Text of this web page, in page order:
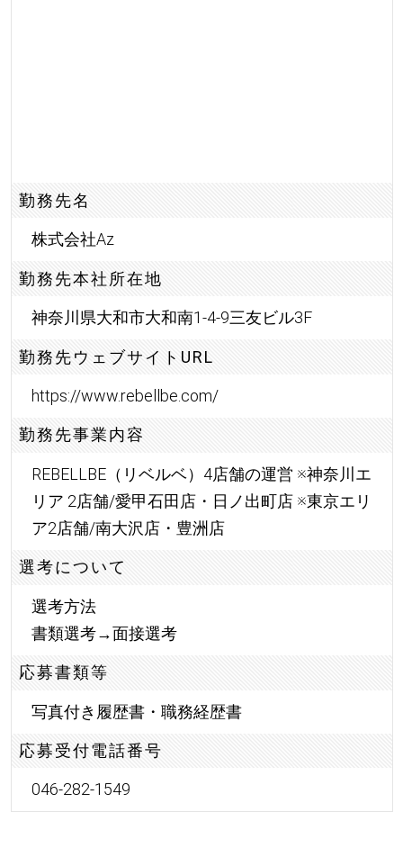
勤務先名
株式会社Az
勤務先本社所在地
神奈川県大和市大和南1-4-9三友ビル3F
勤務先ウェブサイトURL
https://www.rebellbe.com/
勤務先事業内容
REBELLBE（リベルベ）4店舗の運営 ※神奈川エ
リア 2店舗/愛甲石田店・日ノ出町店 ※東京エリ
ア2店舗/南大沢店・豊洲店
選考について
選考方法
書類選考→面接選考
応募書類等
写真付き履歴書・職務経歴書
応募受付電話番号
046-282-1549